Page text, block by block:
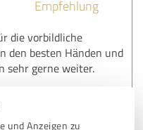
und Anzeigen zu
Empfehlung
die vorbildliche
den besten Händen und
sehr gerne weiter.